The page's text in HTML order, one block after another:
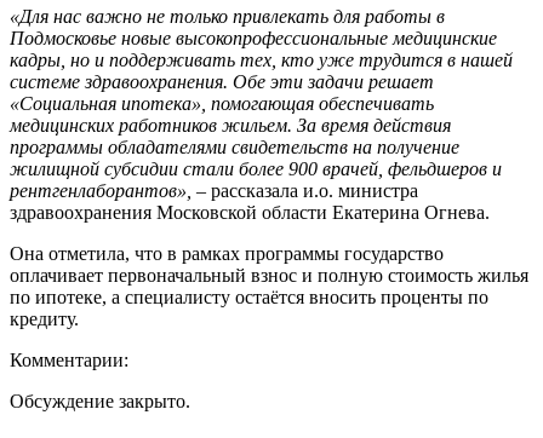
«Для нас важно не только привлекать для работы в
Подмосковье новые высокопрофессиональные медицинские
кадры, но и поддерживать тех, кто уже трудится в нашей
системе здравоохранения. Обе эти задачи решает
«Социальная ипотека», помогающая обеспечивать
медицинских работников жильем. За время действия
программы обладателями свидетельств на получение
жилищной субсидии стали более 900 врачей, фельдшеров и
рентгенлаборантов», – рассказала и.о. министра
здравоохранения Московской области Екатерина Огнева.
Она отметила, что в рамках программы государство
оплачивает первоначальный взнос и полную стоимость жилья
по ипотеке, а специалисту остаётся вносить проценты по
кредиту.
Комментарии:
Обсуждение закрыто.